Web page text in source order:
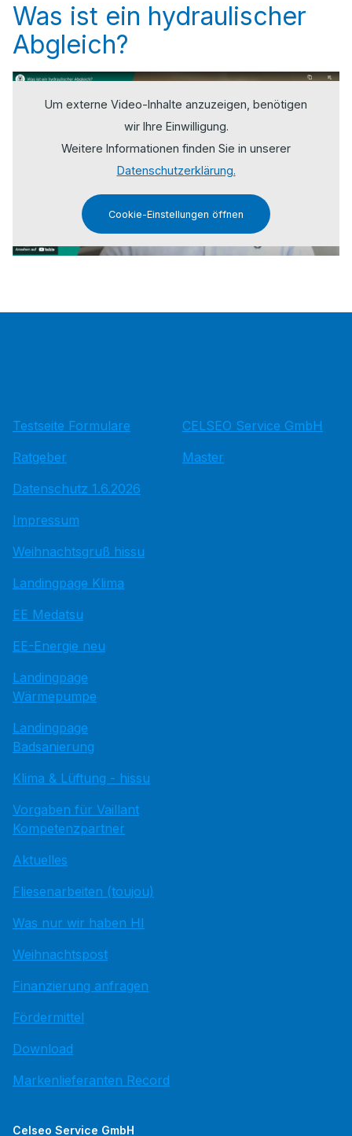
Was ist ein hydraulischer
Abgleich?
Um externe Video-Inhalte anzuzeigen, benötigen
wir Ihre Einwilligung.
Weitere Informationen finden Sie in unserer
Datenschutzerklärung.
Cookie-Einstellungen öffnen
Testseite Formulare
Ratgeber
Datenschutz 1.6.2026
Impressum
Weihnachtsgruß hissu
Landingpage Klima
EE Medatsu
EE-Energie neu
Landingpage
Wärmepumpe
Landingpage
Badsanierung
Klima & Lüftung - hissu
Vorgaben für Vaillant
Kompetenzpartner
Aktuelles
Fliesenarbeiten (toujou)
Was nur wir haben HI
Weihnachtspost
Finanzierung anfragen
Fördermittel
Download
Markenlieferanten Record
CELSEO Service GmbH
Master
Celseo Service GmbH